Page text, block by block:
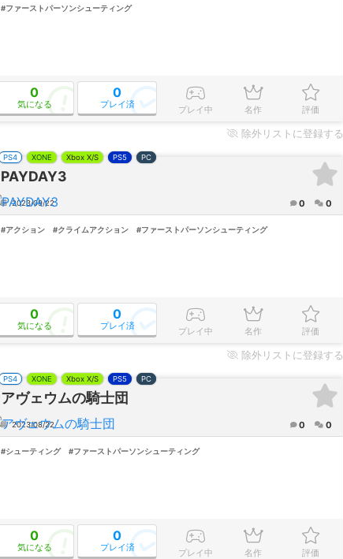
#ファーストパーソンシューティング
0
気になる
0
プレイ済
プレイ中 名作 評価
除外 リストに登録する
PAYDAY3
PS4 XONE Xbox X/S PS5 PC
2023/09/22 0 0
#アクション #クライムアクション #ファーストパーソンシューティング
0
気になる
0
プレイ済
プレイ中 名作 評価
除外 リストに登録する
アヴェウムの騎士団
PS4 XONE Xbox X/S PS5 PC
2023/08/22 0 0
#シューティング #ファーストパーソンシューティング
0
気になる
0
プレイ済
プレイ中 名作 評価